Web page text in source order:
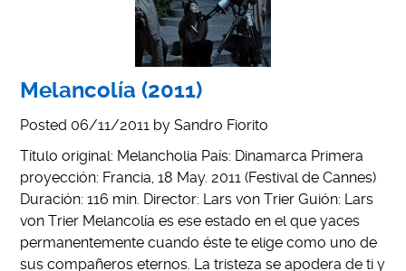
Melancolía (2011)
Posted 06/11/2011 bySandro Fiorito
Título original: Melancholia País: Dinamarca Primera
proyección: Francia, 18 May. 2011 (Festival de Cannes)
Duración: 116 min. Director: Lars von Trier Guión: Lars
von Trier Melancolía es ese estado en el que yaces
permanentemente cuando éste te elige como uno de
sus compañeros eternos. La tristeza se apodera de ti y